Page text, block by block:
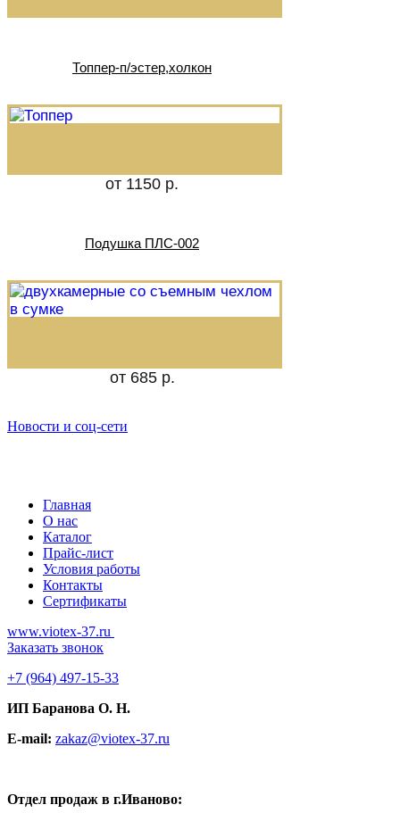
Топпер-п/эстер,холкон
от 1150 р.
Подушка ПЛС-002
от 685 р.
Новости и соц-сети
Главная
О нас
Каталог
Прайс-лист
Условия работы
Контакты
Сертификаты
www.viotex-37.ru
Заказать звонок
+7 (964) 497-15-33
ИП Баранова О. Н.
E-mail: zakaz@viotex-37.ru
Отдел продаж в г.Иваново: